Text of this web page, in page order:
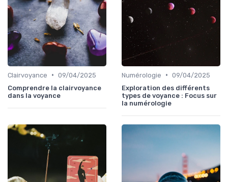
Clairvoyance • 09/04/2025
Comprendre la clairvoyance
dans la voyance
Numérologie • 09/04/2025
Exploration des différents
types de voyance : Focus sur
la numérologie